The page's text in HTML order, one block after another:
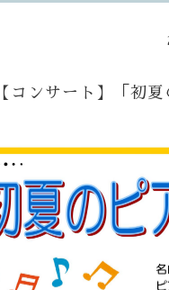
【コンサート】「初